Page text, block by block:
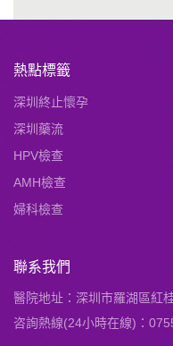
熱點標籤
深圳終止懷孕
深圳藥流
HPV檢查
AMH檢查
婦科檢查
聯系我們
醫院地址：深圳市羅湖區紅
咨詢熱線(24小時在線)：